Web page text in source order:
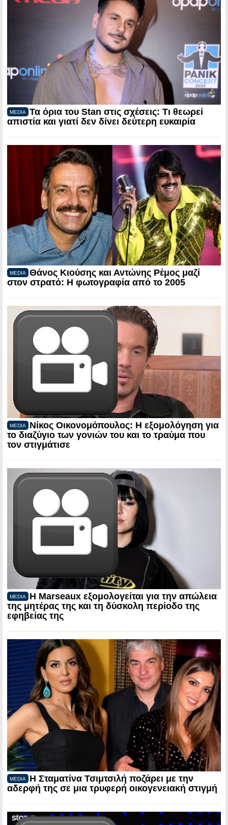
MEDIA
Τα όρια του Stan στις σχέσεις: Τι θεωρεί
απιστία και γιατί δεν δίνει δεύτερη ευκαιρία
MEDIA
Θάνος Κιούσης και Αντώνης Ρέμος μαζί
στον στρατό: Η φωτογραφία από το 2005
MEDIA
Νίκος Οικονομόπουλος: Η εξομολόγηση για
το διαζύγιο των γονιών του και το τραύμα που
τον στιγμάτισε
MEDIA
Η Marseaux εξομολογείται για την απώλεια
της μητέρας της και τη δύσκολη περίοδο της
εφηβείας της
MEDIA
Η Σταματίνα Τσιμτσιλή ποζάρει με την
αδερφή της σε μια τρυφερή οικογενειακή στιγμή